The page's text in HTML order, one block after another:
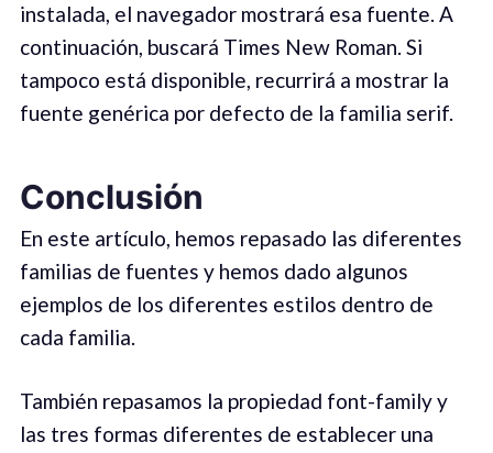
instalada, el navegador mostrará esa fuente. A
continuación, buscará Times New Roman. Si
tampoco está disponible, recurrirá a mostrar la
fuente genérica por defecto de la familia serif.
Conclusión
En este artículo, hemos repasado las diferentes
familias de fuentes y hemos dado algunos
ejemplos de los diferentes estilos dentro de
cada familia.
También repasamos la propiedad font-family y
las tres formas diferentes de establecer una